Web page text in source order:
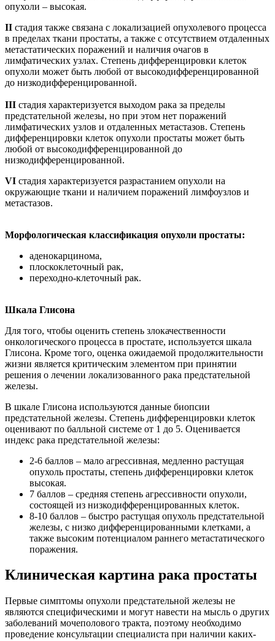
опухоли – высокая.
II стадия также связана с локализацией опухолевого процесса
в пределах ткани простаты, а также с отсутствием отдаленных
метастатических поражений и наличия очагов в
лимфатических узлах. Степень дифференцировки клеток
опухоли может быть любой от высокодифференцированной
до низкодифференцированной.
III стадия характеризуется выходом рака за пределы
предстательной железы, но при этом нет поражений
лимфатических узлов и отдаленных метастазов. Степень
дифференцировки клеток опухоли простаты может быть
любой от высокодифференцированной до
низкодифференцированной.
VI стадия характеризуется разрастанием опухоли на
окружающие ткани и наличием поражений лимфоузлов и
метастазов.
Морфологическая классификация опухоли простаты:
аденокарцинома,
плоскоклеточный рак,
переходно-клеточный рак.
Шкала Глисона
Для того, чтобы оценить степень злокачественности
онкологического процесса в простате, используется шкала
Глисона. Кроме того, оценка ожидаемой продолжительности
жизни является критическим элементом при принятии
решения о лечении локализованного рака предстательной
железы.
В шкале Глисона используются данные биопсии
предстательной железы. Степень дифференцировки клеток
оценивают по балльной системе от 1 до 5. Оценивается
индекс рака предстательной железы:
2-6 баллов – мало агрессивная, медленно растущая
опухоль простаты, степень дифференцировки клеток
высокая.
7 баллов – средняя степень агрессивности опухоли,
состоящей из низкодифференцированных клеток.
8-10 баллов – быстро растущая опухоль предстательной
железы, с низко дифференцированными клетками, а
также высоким потенциалом раннего метастатического
поражения.
Клиническая картина рака простаты
Первые симптомы опухоли предстательной железы не
являются специфическими и могут навести на мысль о других
заболеваний мочеполового тракта, поэтому необходимо
проведение консультации специалиста при наличии каких-